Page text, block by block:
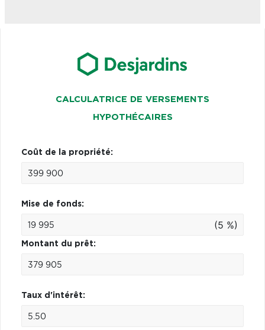
CALCULATRICE DE VERSEMENTS
HYPOTHÉCAIRES
Coût de la propriété:
Mise de fonds:
(5 %)
Montant du prêt:
Taux d'intérêt: